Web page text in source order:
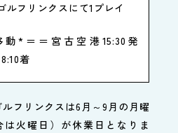
ルフリンクスにて1プレイ
*＝＝宮古空港15:30発
着
フリンクスは6月～9月の月曜
火曜日）が休業日となりま